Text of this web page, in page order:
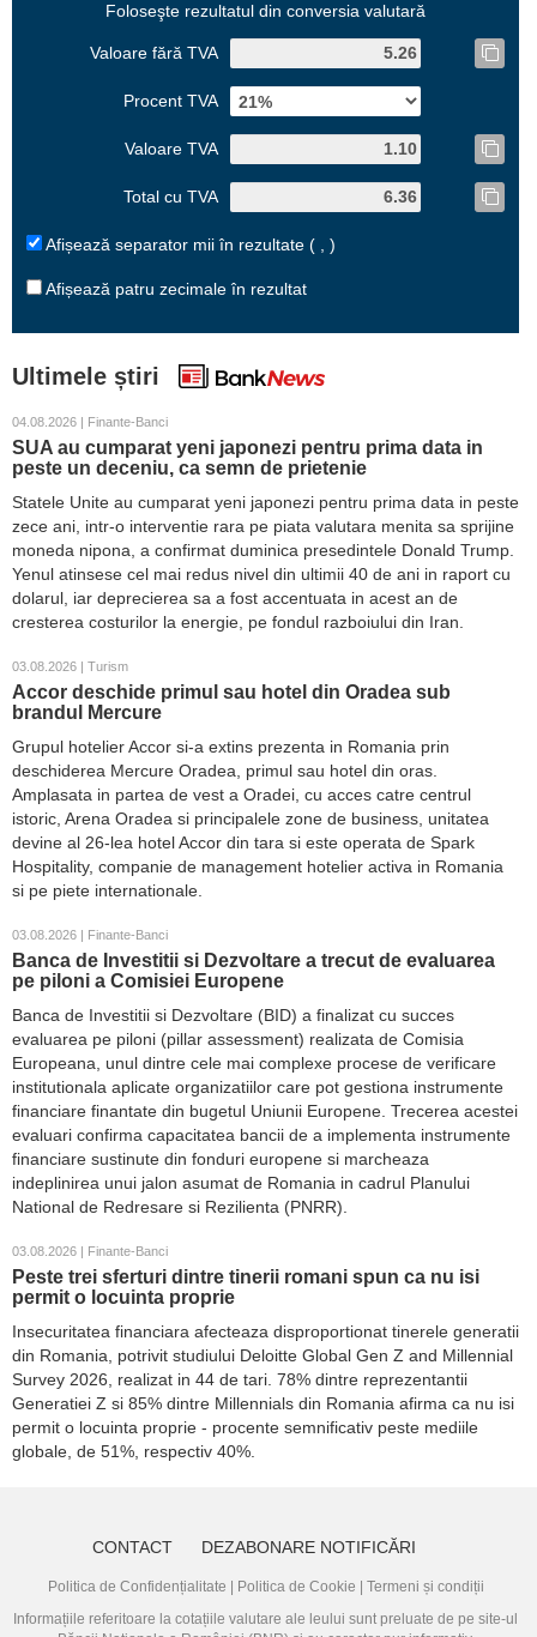
Foloseşte rezultatul din conversia valutară
Valoare fără TVA
Procent TVA
Valoare TVA
Total cu TVA
Afișează separator mii în rezultate ( , )
Afișează patru zecimale în rezultat
Ultimele știri
04.08.2026 | Finante-Banci
SUA au cumparat yeni japonezi pentru prima data in
peste un deceniu, ca semn de prietenie
Statele Unite au cumparat yeni japonezi pentru prima data in peste
zece ani, intr-o interventie rara pe piata valutara menita sa sprijine
moneda nipona, a confirmat duminica presedintele Donald Trump.
Yenul atinsese cel mai redus nivel din ultimii 40 de ani in raport cu
dolarul, iar deprecierea sa a fost accentuata in acest an de
cresterea costurilor la energie, pe fondul razboiului din Iran.
03.08.2026 | Turism
Accor deschide primul sau hotel din Oradea sub
brandul Mercure
Grupul hotelier Accor si-a extins prezenta in Romania prin
deschiderea Mercure Oradea, primul sau hotel din oras.
Amplasata in partea de vest a Oradei, cu acces catre centrul
istoric, Arena Oradea si principalele zone de business, unitatea
devine al 26-lea hotel Accor din tara si este operata de Spark
Hospitality, companie de management hotelier activa in Romania
si pe piete internationale.
03.08.2026 | Finante-Banci
Banca de Investitii si Dezvoltare a trecut de evaluarea
pe piloni a Comisiei Europene
Banca de Investitii si Dezvoltare (BID) a finalizat cu succes
evaluarea pe piloni (pillar assessment) realizata de Comisia
Europeana, unul dintre cele mai complexe procese de verificare
institutionala aplicate organizatiilor care pot gestiona instrumente
financiare finantate din bugetul Uniunii Europene. Trecerea acestei
evaluari confirma capacitatea bancii de a implementa instrumente
financiare sustinute din fonduri europene si marcheaza
indeplinirea unui jalon asumat de Romania in cadrul Planului
National de Redresare si Rezilienta (PNRR).
03.08.2026 | Finante-Banci
Peste trei sferturi dintre tinerii romani spun ca nu isi
permit o locuinta proprie
Insecuritatea financiara afecteaza disproportionat tinerele generatii
din Romania, potrivit studiului Deloitte Global Gen Z and Millennial
Survey 2026, realizat in 44 de tari. 78% dintre reprezentantii
Generatiei Z si 85% dintre Millennials din Romania afirma ca nu isi
permit o locuinta proprie - procente semnificativ peste mediile
globale, de 51%, respectiv 40%.
CONTACT DEZABONARE NOTIFICĂRI
Politica de Confidențialitate Politica de Cookie
Termeni și condiții
Informațiile referitoare la cotațiile valutare ale leului sunt preluate de pe site-ul